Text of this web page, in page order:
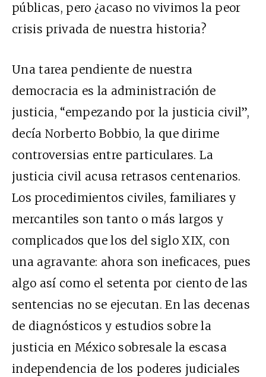
públicas, pero ¿acaso no vivimos la peor
crisis privada de nuestra historia?
Una tarea pendiente de nuestra
democracia es la administración de
justicia, “empezando por la justicia civil”,
decía Norberto Bobbio, la que dirime
controversias entre particulares. La
justicia civil acusa retrasos centenarios.
Los procedimientos civiles, familiares y
mercantiles son tanto o más largos y
complicados que los del siglo XIX, con
una agravante: ahora son ineficaces, pues
algo así como el setenta por ciento de las
sentencias no se ejecutan. En las decenas
de diagnósticos y estudios sobre la
justicia en México sobresale la escasa
independencia de los poderes judiciales